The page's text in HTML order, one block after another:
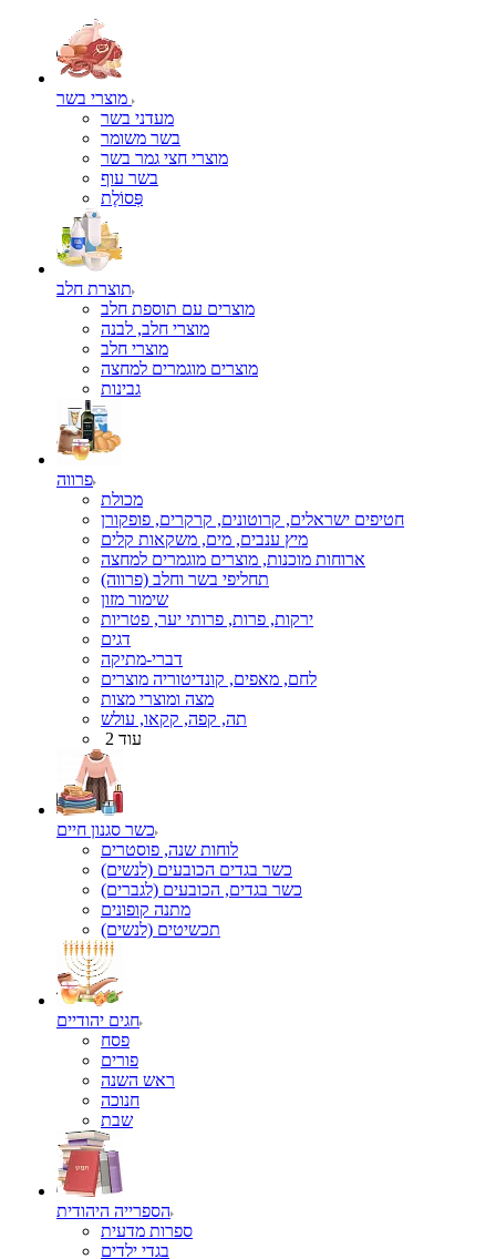
מעדני בשר
בשר משומר
מוצרי חצי גמר בשר
בשר עוף
פְּסוֹלֶת
תוצרת חלב
מוצרים עם תוספת חלב
מוצרי חלב, לבנה
מוצרי חלב
מוצרים מוגמרים למחצה
גבינות
פרווה
מכולת
חטיפים ישראלים, קרוטונים, קרקרים, פופקורן
מיץ ענבים, מים, משקאות קלים
ארוחות מוכנות, מוצרים מוגמרים למחצה
תחליפי בשר וחלב (פרווה)
שימור מזון
ירקות, פרות, פרותי יער, פטריות
דגים
דברי-מתיקה
לחם, מאפים, קונדיטוריה מוצרים
מצה ומוצרי מצות
תה, קפה, קקאו, עולש
עוד 2
כשר סגנון חיים
לוחות שנה, פוסטרים
כשר בגדים הכובעים (לנשים)
כשר בגדים, הכובעים (לגברים)
מתנה קופונים
תכשיטים (לנשים)
חגים יהודיים
פסח
פורים
ראש השנה
חנוכה
שבת
הספרייה היהודית
ספרות מדעית
בגדי ילדים